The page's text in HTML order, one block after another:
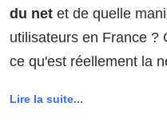
du net et de quelle
utilisateurs en France ?
ce qu'est réellement la
Lire la suite...